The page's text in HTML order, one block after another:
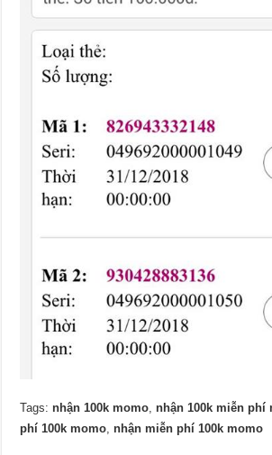
Tags:nhận 100k momo ,nhận 100k miễn phí
phí 100k momo ,nhận miễn phí 100k momo